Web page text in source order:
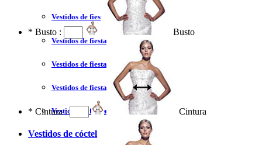
Vestidos de fiesta sin tirantes
Vestidos de fiesta negro
Vestidos de fiesta rojo
Vestidos de fiesta amarillo
Vestidos de fiesta azul
Vestidos de cóctel
* Busto : Busto
* Cintura : Cintura